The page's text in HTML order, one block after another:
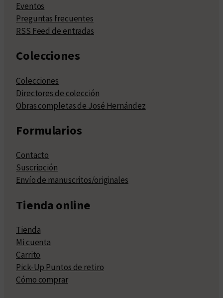
Eventos
Preguntas frecuentes
RSS Feed de entradas
Colecciones
Colecciones
Directores de colección
Obras completas de José Hernández
Formularios
Contacto
Suscripción
Envío de manuscritos/originales
Tienda online
Tienda
Mi cuenta
Carrito
Pick-Up Puntos de retiro
Cómo comprar